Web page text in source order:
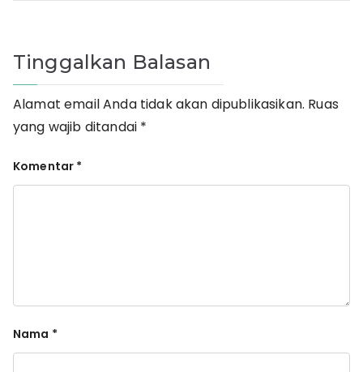
Tinggalkan Balasan
Alamat email Anda tidak akan dipublikasikan. Ruas
yang wajib ditandai *
Komentar *
Nama *